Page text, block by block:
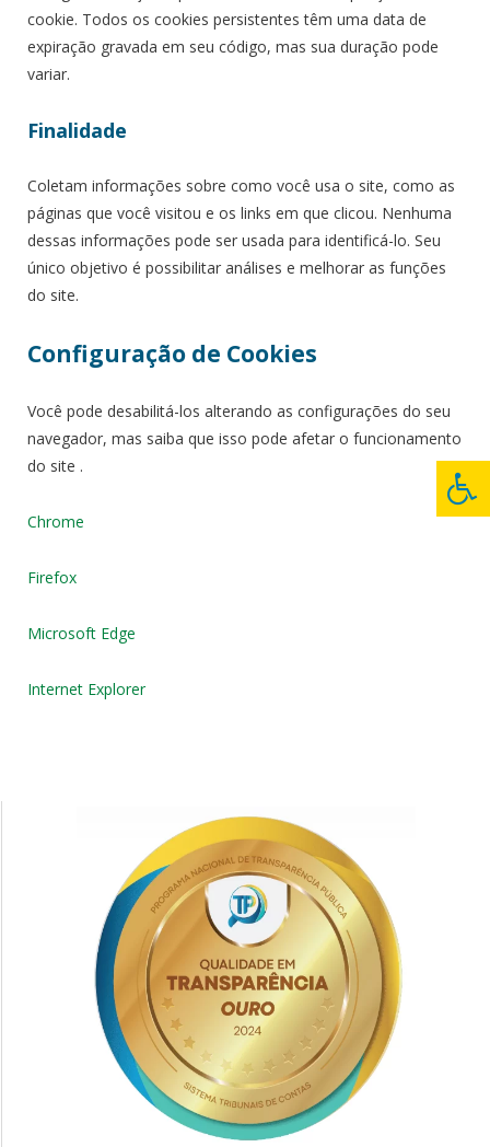
cookie. Todos os cookies persistentes têm uma data de
expiração gravada em seu código, mas sua duração pode
variar.
Finalidade
Coletam informações sobre como você usa o site, como as
páginas que você visitou e os links em que clicou. Nenhuma
dessas informações pode ser usada para identificá-lo. Seu
único objetivo é possibilitar análises e melhorar as funções
do site.
Configuração de Cookies
Você pode desabilitá-los alterando as configurações do seu
navegador, mas saiba que isso pode afetar o funcionamento
do site .
Chrome
Firefox
Microsoft Edge
Internet Explorer